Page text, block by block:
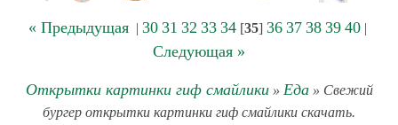
« Предыдущая| 30 31 32 33 34[35] 36 37 38 39 40|
Следующая »
Открытки картинки гиф смайлики» Еда» Свежий
бургер открытки картинки гиф смайлики скачать.